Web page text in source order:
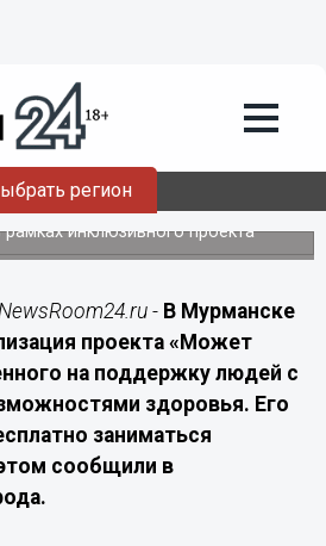
регион
бесплатные
для людей с
осваивают сапсерфинг на
инклюзивного проекта
- В Мурманске
проекта «Может
на поддержку людей с
здоровья. Его
заниматься
сообщили в